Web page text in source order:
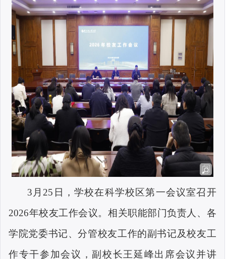
3月25日，学校在科学校区第一会议室召开
2026年校友工作会议。相关职能部门负责人、各
学院党委书记、分管校友工作的副书记及校友工
作专干参加会议，副校长王延峰出席会议并讲